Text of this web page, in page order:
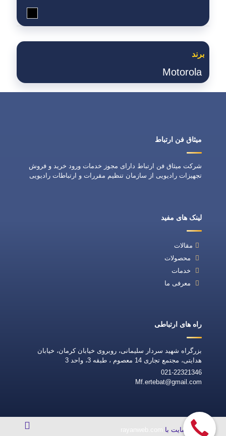
برند
Motorola
میثاق فن ارتباط
شرکت میثاق فن ارتباط دارای مجوز خدمات ورود خرید و فروش
تجهیزات رادیویی از سازمان تنظیم مقررات و ارتباطات رادیویی
لینک های مفید
مقالات
محصولات
خدمات
معرفی ما
راه های ارتباطی
بزرگراه شهید سردار سلیمانی، روبروی خیابان کرمان، خیابان
هدایتی، مجتمع تجاری 14 معصوم ، طبقه 3، واحد 3
021-22321346
Mf.ertebat@gmail.com
طراحی سایت با rayanweb.com